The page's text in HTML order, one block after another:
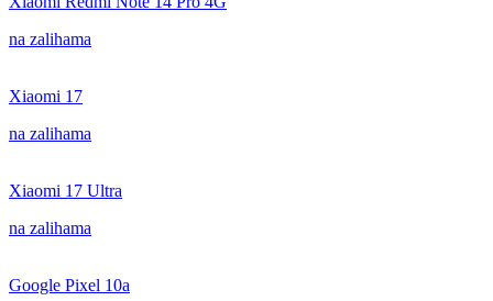
na zalihama
Xiaomi 17
na zalihama
Xiaomi 17 Ultra
na zalihama
Google Pixel 10a